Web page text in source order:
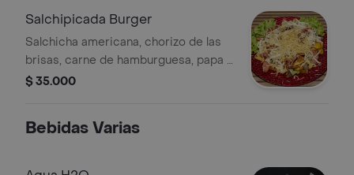
Salchipicada Burger
Salchicha americana, chorizo de las
brisas, carne de hamburguesa, papa a
la francesa, papa criolla, maduritos,
$ 35.000
Bebidas Varias